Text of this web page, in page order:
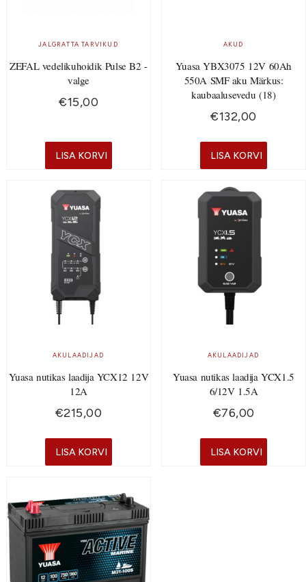
JALGRATTA TARVIKUD
ZEFAL vedelikuhoidik Pulse B2 -
valge
€15,00
LISA KORVI
AKUD
Yuasa YBX3075 12V 60Ah
550A SMF aku Märkus:
kaubaalusevedu (18)
€132,00
LISA KORVI
AKULAADIJAD
Yuasa nutikas laadija YCX12 12V
12A
€215,00
LISA KORVI
AKULAADIJAD
Yuasa nutikas laadija YCX1.5
6/12V 1.5A
€76,00
LISA KORVI